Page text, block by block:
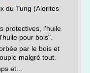
du Tung (Alorites
protectives, l'huile
pour bois".
par le bois et
malgré tout.
et...